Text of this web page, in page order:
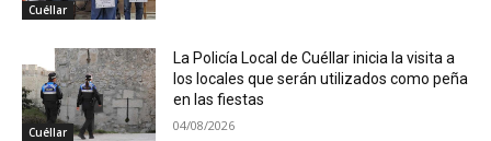
Cuéllar
Cuéllar
La Policía Local de Cuéllar inicia la visita a
los locales que serán utilizados como peña
en las fiestas
04/08/2026